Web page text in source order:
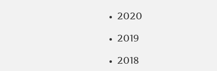
2020
2019
2018